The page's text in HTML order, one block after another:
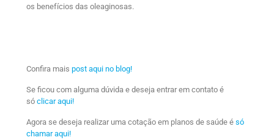
os benefícios das oleaginosas.
Confira mais post aqui no blog!
Se ficou com alguma dúvida e deseja entrar em contato é
só clicar aqui!
Agora se deseja realizar uma cotação em planos de saúde é só
chamar aqui!